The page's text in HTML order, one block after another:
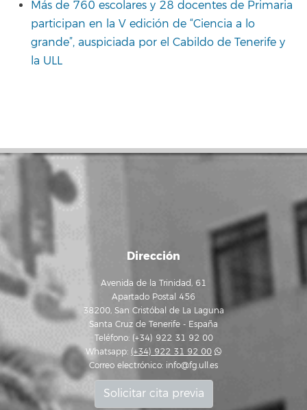
Más de 760 escolares y 28 docentes de Primaria
participan en la V edición de “Ciencia a lo
grande”, auspiciada por el Cabildo de Tenerife y
la ULL
Dirección
Avenida de la Trinidad, 61
Apartado Postal 456
38200, San Cristóbal de La Laguna
Santa Cruz de Tenerife - España
Teléfono: (+34) 922 31 92 00
Whatsapp: (+34) 922 31 92 00
Correo electrónico: info@fg.ull.es
Solicitar cita previa